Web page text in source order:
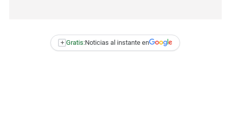
+ Gratis:Noticias al instante en